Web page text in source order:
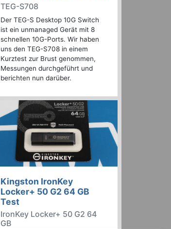
TEG-S708
Der TEG-S Desktop 10G Switch
ist ein unmanaged Gerät mit 8
schnellen 10G-Ports. Wir haben
uns den TEG-S708 in einem
Kurztest zur Brust genommen,
Messungen durchgeführt und
berichten nun darüber.
Kingston IronKey
Locker+ 50 G2 64 GB
Test
IronKey Locker+ 50 G2 64
GB